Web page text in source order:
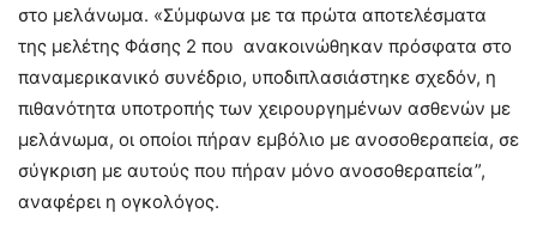
στο μελάνωμα. «Σύμφωνα με τα πρώτα αποτελέσματα
της μελέτης Φάσης 2 που ανακοινώθηκαν πρόσφατα στο
παναμερικανικό συνέδριο, υποδιπλασιάστηκε σχεδόν, η
πιθανότητα υποτροπής των χειρουργημένων ασθενών με
μελάνωμα, οι οποίοι πήραν εμβόλιο με ανοσοθεραπεία, σε
σύγκριση με αυτούς που πήραν μόνο ανοσοθεραπεία”,
αναφέρει η ογκολόγος.